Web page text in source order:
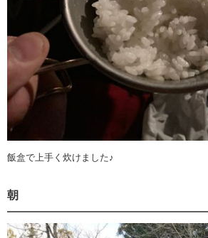
飯盒で上手く炊けました♪
朝